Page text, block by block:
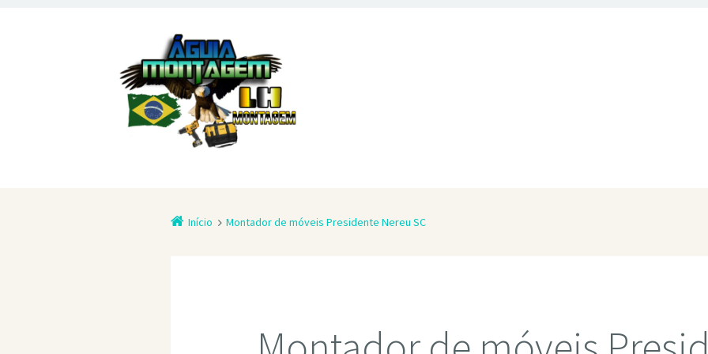
Início Montador de móveis Presidente Nereu SC